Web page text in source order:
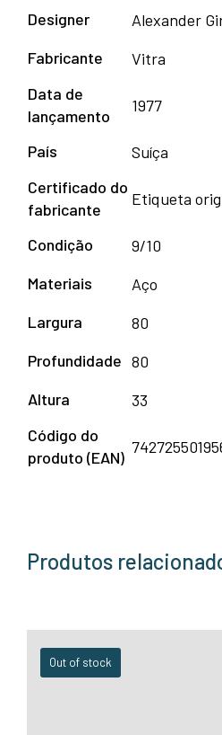
Designer
Alexander
Fabricante
Vitra
Data de
lançamento
1977
País
Suíça
Certificado do
fabricante
Etiqueta
Condição
9/10
Materiais
Aço
Largura
80
Profundidade 80
Altura
33
Código do
produto (EAN)
Produtos
Out of stock